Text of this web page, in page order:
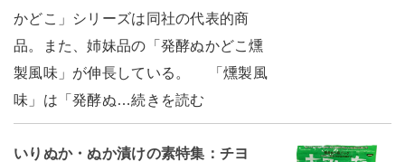
かどこ」シリーズは同社の代表的商
品。また、姉妹品の「発酵ぬかどこ燻
製風味」が伸長している。 「燻製風
味」は「発酵ぬ…続きを読む
いりぬか・ぬか漬けの素特集：チヨ